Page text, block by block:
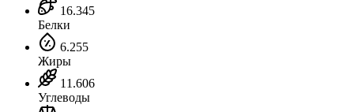
16.345
Белки
6.255
Жиры
11.606
Углеводы